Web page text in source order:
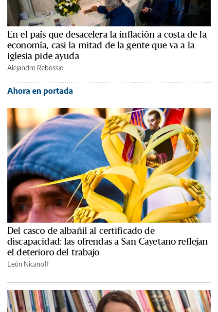
En el país que desacelera la inflación a costa de la
economía, casi la mitad de la gente que va a la
iglesia pide ayuda
Alejandro Rebossio
Ahora en portada
Del casco de albañil al certificado de
discapacidad: las ofrendas a San Cayetano reflejan
el deterioro del trabajo
León Nicanoff